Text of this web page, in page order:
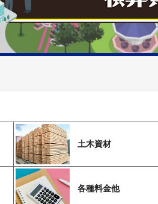
土木資材
各種料金他